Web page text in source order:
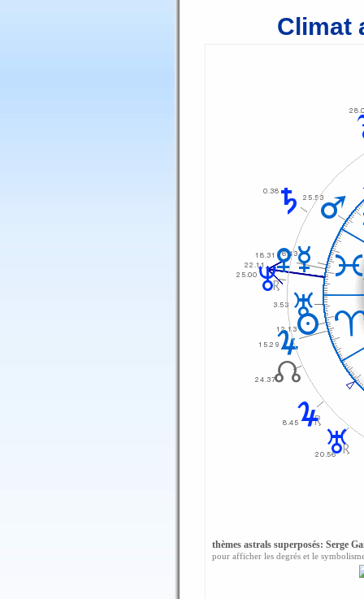
Climat
thèmes astrals superposés: Serge
pour afficher les degrés et le